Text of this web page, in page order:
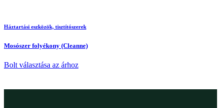
Háztartási eszközök, tisztítószerek
Mosószer folyékony (Cleanne)
Bolt választása az árhoz